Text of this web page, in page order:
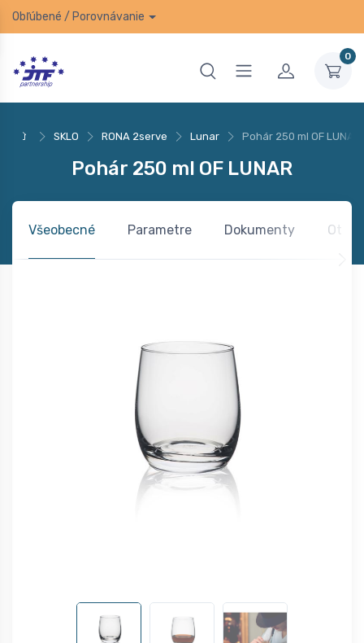
Obľúbené / Porovnávanie
0
SKLO RONA 2serve Lunar Pohár 250 ml OF LUNAR
Pohár 250 ml OF LUNAR
Všeobecné Parametre Dokumenty